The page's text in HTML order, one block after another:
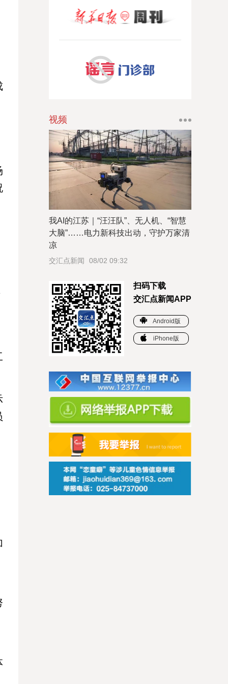
视频
我AI的江苏｜“汪汪队”、无人机、“智慧
大脑”……电力新科技出动，守护万家清
凉
交汇点新闻 08/02 09:32
扫码下载
交汇点新闻APP
Android版
iPhone版